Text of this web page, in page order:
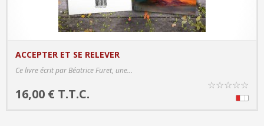
ACCEPTER ET SE RELEVER
Ce livre écrit par Béatrice Furet, une...
16,00 € T.T.C.
☆☆☆☆☆